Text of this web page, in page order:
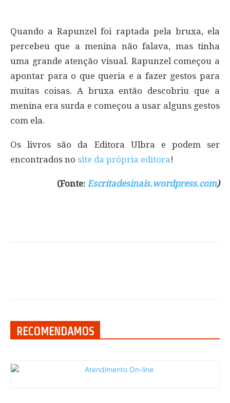
Quando a Rapunzel foi raptada pela bruxa, ela
percebeu que a menina não falava, mas tinha
uma grande atenção visual. Rapunzel começou a
apontar para o que queria e a fazer gestos para
muitas coisas. A bruxa então descobriu que a
menina era surda e começou a usar alguns gestos
com ela.
Os livros são da Editora Ulbra e podem ser
encontrados no site da própria editora !
(Fonte: Escritadesinais.wordpress.com)
RECOMENDAMOS